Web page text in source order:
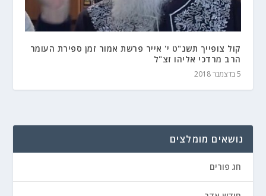
קול צופייך תשנ"ט י' אייר פרשת אמור זמן ספירת העומר
הרב מרדכי אליהו זצ"ל
5 בדצמבר 2018
נושאים מומלצים
חג פורים